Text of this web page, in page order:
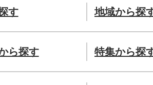
す 地域から探
ら探す 特集から探